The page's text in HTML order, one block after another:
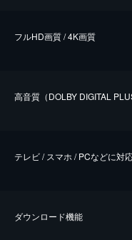
フルHD画質 / 4K画質
⾼⾳質（DOLBY DIGITAL
テレビ / スマホ / PCなどに対
ダウンロード機能